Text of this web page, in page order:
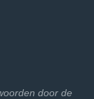
door de